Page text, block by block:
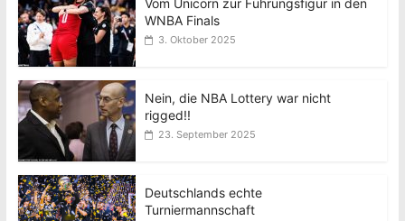
WNBA Finals
3. Oktober 2025
Nein, die NBA Lottery war nicht
rigged!!
23. September 2025
Deutschlands echte
Turniermannschaft